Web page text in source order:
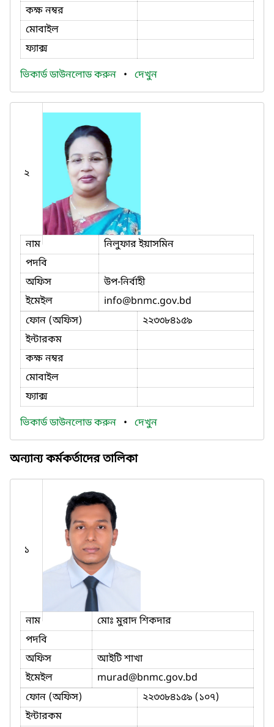
কক্ষ নম্বর
মোবাইল
ফ্যাক্স
ভিকার্ড ডাউনলোড করুন • দেখুন
২
নাম
নিলুফার ইয়াসমিন
পদবি
অফিস
উপ-নির্বাহী
ইমেইল
info@bnmc.gov.bd
ফোন (অফিস)
২২৩৩৮৪১৫৯
ইন্টারকম
কক্ষ নম্বর
মোবাইল
ফ্যাক্স
ভিকার্ড ডাউনলোড করুন • দেখুন
অন্যান্য কর্মকর্তাদের তালিকা
১
নাম
মোঃ মুরাদ শিকদার
পদবি
অফিস
আইটি শাখা
ইমেইল
murad@bnmc.gov.bd
ফোন (অফিস)
২২৩৩৮৪১৫৯ (১০৭)
ইন্টারকম